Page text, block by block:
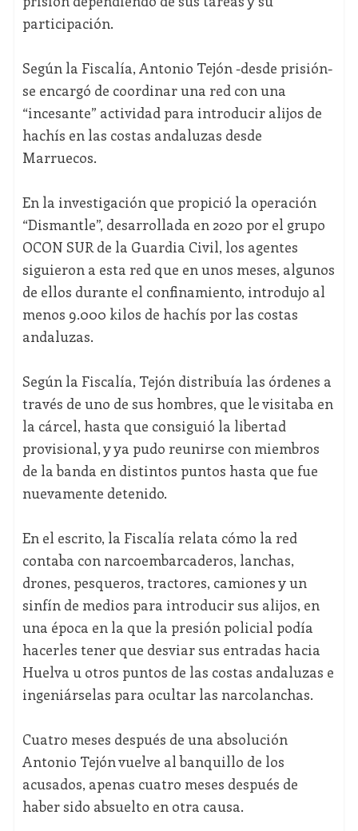
participación.
Según la Fiscalía, Antonio Tejón -desde prisión-
se encargó de coordinar una red con una
“incesante” actividad para introducir alijos de
hachís en las costas andaluzas desde
Marruecos.
En la investigación que propició la operación
“Dismantle”, desarrollada en 2020 por el grupo
OCON SUR de la Guardia Civil, los agentes
siguieron a esta red que en unos meses, algunos
de ellos durante el confinamiento, introdujo al
menos 9.000 kilos de hachís por las costas
andaluzas.
Según la Fiscalía, Tejón distribuía las órdenes a
través de uno de sus hombres, que le visitaba en
la cárcel, hasta que consiguió la libertad
provisional, y ya pudo reunirse con miembros
de la banda en distintos puntos hasta que fue
nuevamente detenido.
En el escrito, la Fiscalía relata cómo la red
contaba con narcoembarcaderos, lanchas,
drones, pesqueros, tractores, camiones y un
sinfín de medios para introducir sus alijos, en
una época en la que la presión policial podía
hacerles tener que desviar sus entradas hacia
Huelva u otros puntos de las costas andaluzas e
ingeniárselas para ocultar las narcolanchas.
Cuatro meses después de una absolución
Antonio Tejón vuelve al banquillo de los
acusados, apenas cuatro meses después de
haber sido absuelto en otra causa.